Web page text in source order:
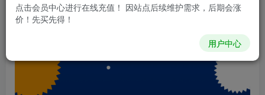
呢？
点击会员中心进行在线充值！ 因站点后续维护需求，后期会涨
价！先买先得！
用户中心